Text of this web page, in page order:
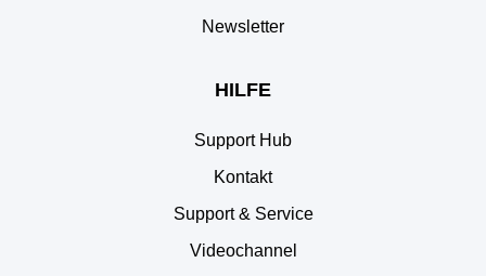
Newsletter
HILFE
Support Hub
Kontakt
Support & Service
Videochannel